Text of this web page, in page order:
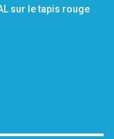
sur le tapis rouge